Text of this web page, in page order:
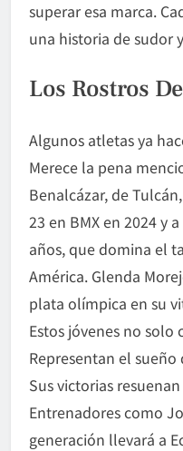
superar esa marca.
una historia de sudor
Los Rostros
Algunos atletas ya
Merece la pena
Benalcázar, de
23 en BMX en 2024 y
años, que domina el
América. Glenda
plata olímpica en su
Estos jóvenes no
Representan el
Sus victorias
Entrenadores como
generación llevará a